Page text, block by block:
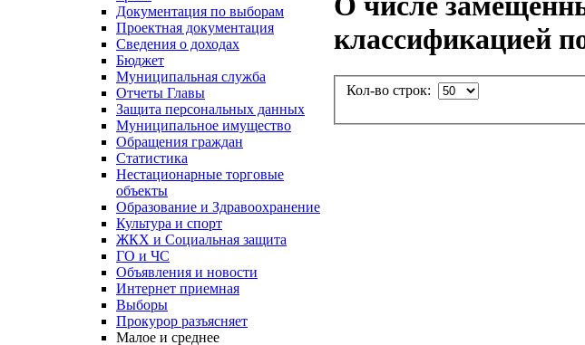
Документация по выборам
Проектная документация
Сведения о доходах
Бюджет
Муниципальная служба
Отчеты Главы
Защита персональных данных
Муниципальное имущество
Обращения граждан
Статистика
Нестационарные торговые
объекты
Образование и Здравоохранение
Культура и спорт
ЖКХ и Социальная защита
ГО и ЧС
Объявления и новости
Интернет приемная
Выборы
Прокурор разъясняет
Малое и среднее
классификацией
Кол-во строк: